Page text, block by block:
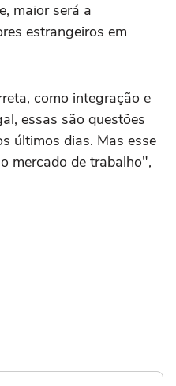
maior será a
estrangeiros em
como integração e
essas são questões
últimos dias. Mas esse
mercado de trabalho",